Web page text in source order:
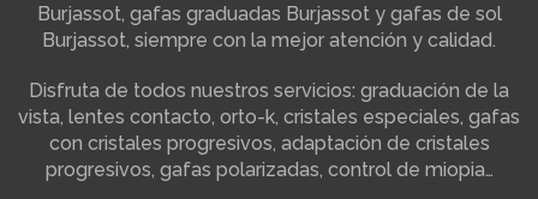
Burjassot, gafas graduadas Burjassot y gafas de sol
Burjassot, siempre con la mejor atención y calidad.
Disfruta de todos nuestros servicios: graduación de la
vista, lentes contacto, orto-k, cristales especiales, gafas
con cristales progresivos, adaptación de cristales
progresivos, gafas polarizadas, control de miopia…